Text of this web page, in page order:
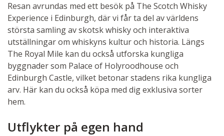
Resan avrundas med ett besök på The Scotch Whisky
Experience i Edinburgh, där vi får ta del av världens
största samling av skotsk whisky och interaktiva
utställningar om whiskyns kultur och historia. Längs
The Royal Mile kan du också utforska kungliga
byggnader som Palace of Holyroodhouse och
Edinburgh Castle, vilket betonar stadens rika kungliga
arv. Här kan du också köpa med dig exklusiva sorter
hem.
Utflykter på egen hand